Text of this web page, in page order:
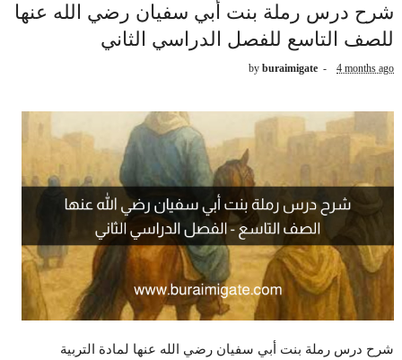
شرح درس رملة بنت أبي سفيان رضي الله عنها
للصف التاسع للفصل الدراسي الثاني
byburaimigate 4 months ago
شرح درس رملة بنت أبي سفيان رضي الله عنها لمادة التربية